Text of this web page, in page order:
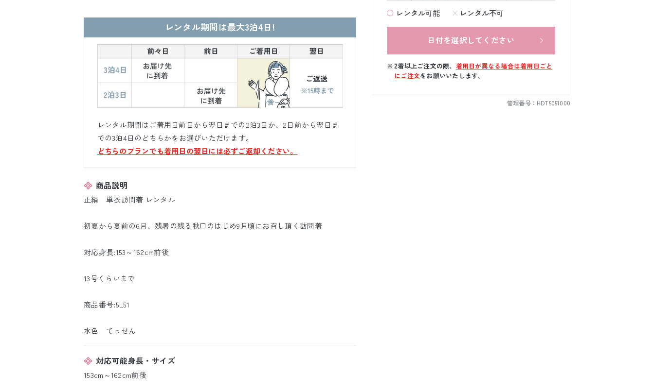
レンタル可能 レンタル不可
日付を選択してください
2着以上ご注文の際、 着用日が異なる場合は着用日ごと
にご注文をお願いいたします。
管理番号： HDT5051000
レンタル期間は最大3泊4日!
レンタル期間はご着用日前日から翌日までの2泊3日か、2日前から翌日ま
での3泊4日のどちらかをお選びいただけます。
どちらのプランでも着用日の翌日には必ずご返却ください。
商品説明
正絹 単衣訪問着 レンタル
初夏から夏前の6月、残暑の残る秋口のはじめ9月頃にお召し頂く訪問着
対応身長:153～162cm前後
13号くらいまで
商品番号:5L51
水色 てっせん
対応可能身長・サイズ
153cm～162cm前後